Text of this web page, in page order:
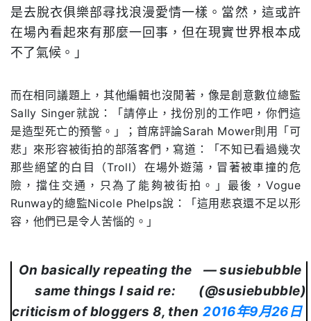
是去脫衣俱樂部尋找浪漫愛情一樣。當然，這或許
在場內看起來有那麼一回事，但在現實世界根本成
不了氣候。」
而在相同議題上，其他編輯也沒閒著，像是創意數位總監
Sally Singer就說：「請停止，找份別的工作吧，你們這
是造型死亡的預警。」；首席評論Sarah Mower則用「可
悲」來形容被街拍的部落客們，寫道：「不知已看過幾次
那些絕望的白目（Troll）在場外遊蕩，冒著被車撞的危
險，擋住交通，只為了能夠被街拍。」最後，Vogue
Runway的總監Nicole Phelps說：「這用悲哀還不足以形
容，他們已是令人苦惱的。」
On basically repeating the
same things I said re:
criticism of bloggers 8, then
— susiebubble
(@susiebubble)
2016年9月26日